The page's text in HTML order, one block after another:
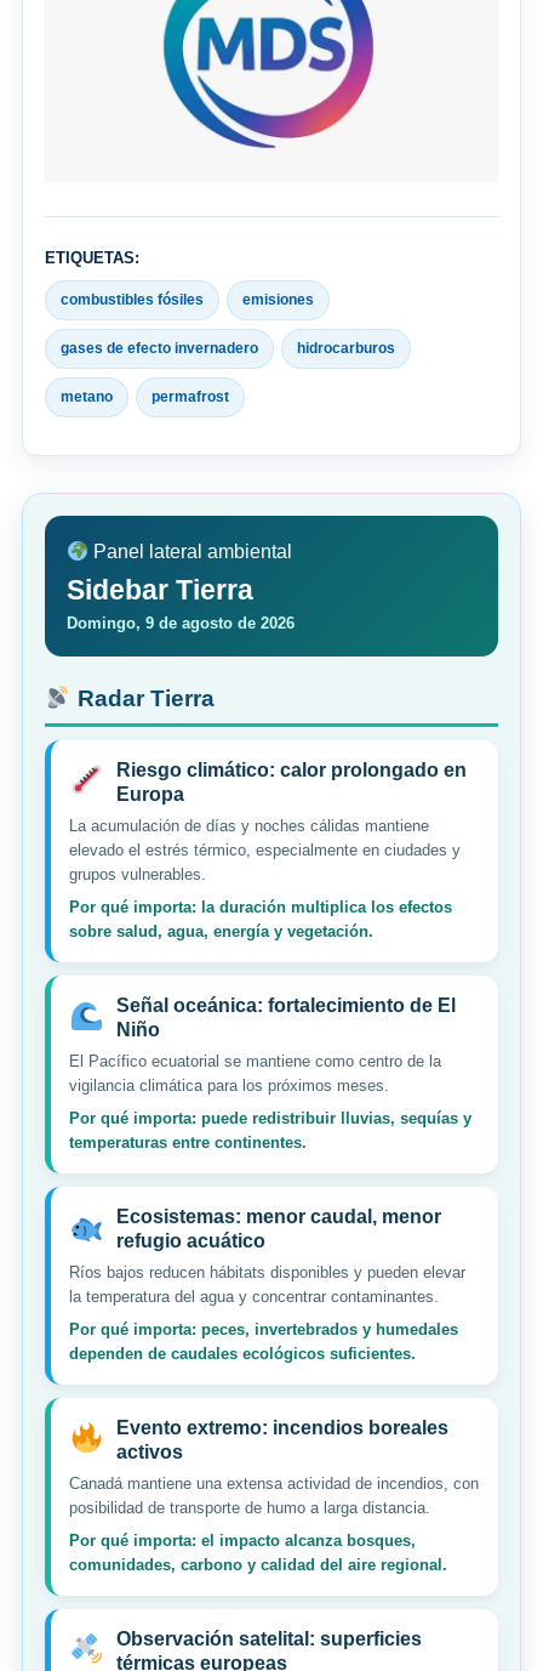
ETIQUETAS:
combustibles fósiles emisiones
gases de efecto invernadero hidrocarburos
metano permafrost
Panel lateral ambiental
Sidebar Tierra
Domingo, 9 de agosto de 2026
Radar Tierra
Riesgo climático: calor prolongado en
Europa
La acumulación de días y noches cálidas mantiene
elevado el estrés térmico, especialmente en ciudades y
grupos vulnerables.
Por qué importa: la duración multiplica los efectos
sobre salud, agua, energía y vegetación.
Señal oceánica: fortalecimiento de El
Niño
El Pacífico ecuatorial se mantiene como centro de la
vigilancia climática para los próximos meses.
Por qué importa: puede redistribuir lluvias, sequías y
temperaturas entre continentes.
Ecosistemas: menor caudal, menor
refugio acuático
Ríos bajos reducen hábitats disponibles y pueden elevar
la temperatura del agua y concentrar contaminantes.
Por qué importa: peces, invertebrados y humedales
dependen de caudales ecológicos suficientes.
Evento extremo: incendios boreales
activos
Canadá mantiene una extensa actividad de incendios, con
posibilidad de transporte de humo a larga distancia.
Por qué importa: el impacto alcanza bosques,
comunidades, carbono y calidad del aire regional.
Observación satelital: superficies
térmicas europeas